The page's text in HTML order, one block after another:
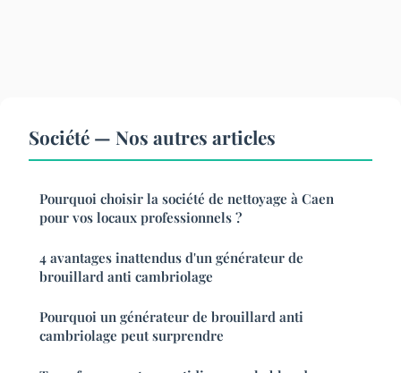
Société — Nos autres articles
Pourquoi choisir la société de nettoyage à Caen
pour vos locaux professionnels ?
4 avantages inattendus d'un générateur de
brouillard anti cambriolage
Pourquoi un générateur de brouillard anti
cambriolage peut surprendre